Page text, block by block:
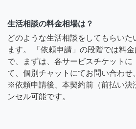
生活相談の料金相場は？
どのような生活相談をしてもらいた
ます。 「依頼申請」の段階では料
で、まずは、各サービスチケットに
て、個別チャットにてお問い合わせ
※依頼申請後、本契約前（前払い決
ンセル可能です。